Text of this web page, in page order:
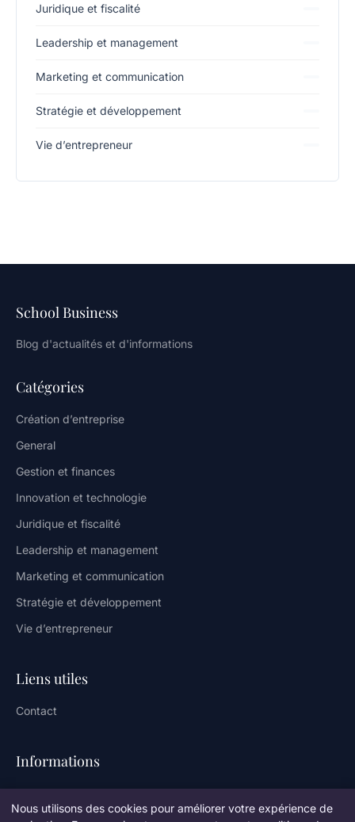
Juridique et fiscalité
Leadership et management
Marketing et communication
Stratégie et développement
Vie d’entrepreneur
School Business
Blog d'actualités et d'informations
Catégories
Création d’entreprise
General
Gestion et finances
Innovation et technologie
Juridique et fiscalité
Leadership et management
Marketing et communication
Stratégie et développement
Vie d’entrepreneur
Liens utiles
Contact
Informations
Plan du site
Nous utilisons des cookies pour améliorer votre expérience de